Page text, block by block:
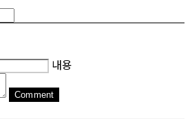
내용
Comment